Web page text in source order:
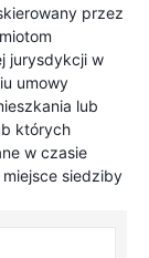
przez
jurysdykcji w
umowy
lub
których
w czasie
siedziby